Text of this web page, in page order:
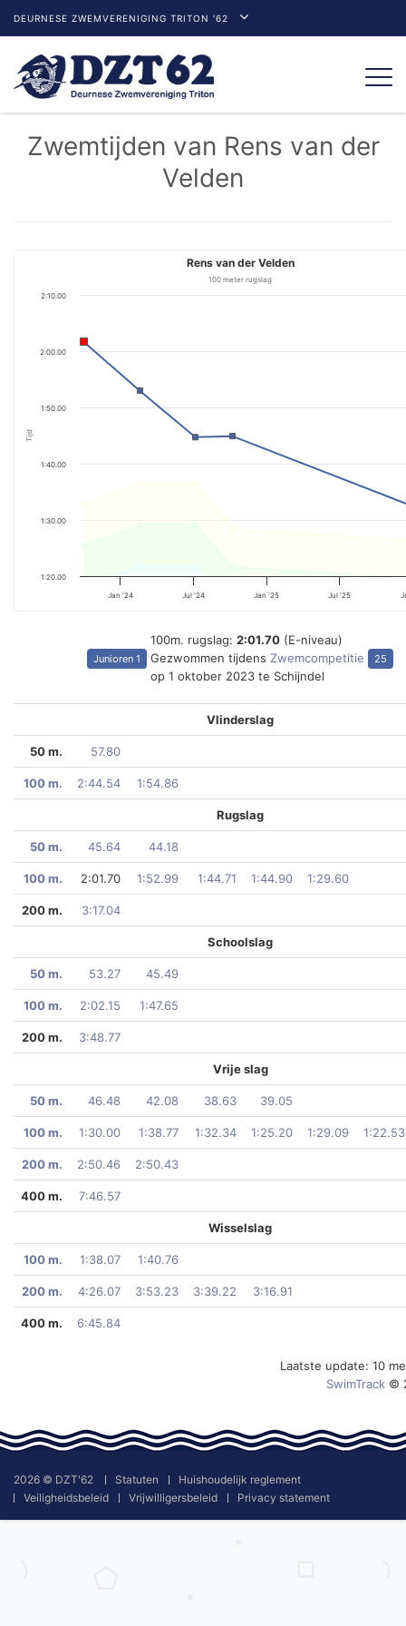
DEURNESE ZWEMVERENIGING TRITON '62
Zwemtijden van Rens van der
Velden
Tijd
Rens van der Velden
100 meter rugslag
Jan '24 Jul '24 Jan '25 Jul '25
1:20.00
1:30.00
1:40.00
1:50.00
2:00.00
2:10.00
Junioren 1
100m. rugslag: 2:01.70 (E-niveau)
Gezwommen tijdens Zwemcompetitie
op 1 oktober 2023 te Schijndel
25
Vlinderslag
50 m. 57.80
100 m. 2:44.54 1:54.86
Rugslag
50 m. 45.64 44.18
100 m. 2:01.70 1:52.99 1:44.71 1:44.90 1:29.60
200 m. 3:17.04
Schoolslag
50 m. 53.27 45.49
100 m. 2:02.15 1:47.65
200 m. 3:48.77
Vrije slag
50 m. 46.48 42.08 38.63 39.05
100 m. 1:30.00 1:38.77 1:32.34 1:25.20 1:29.09 1:22.53
200 m. 2:50.46 2:50.43
400 m. 7:46.57
Wisselslag
100 m. 1:38.07 1:40.76
200 m. 4:26.07 3:53.23 3:39.22 3:16.91
400 m. 6:45.84
Laatste update: 10
SwimTrack ©
2026 © DZT'62 Statuten
Huishoudelijk reglement
Veiligheidsbeleid
Vrijwilligersbeleid Privacy statement